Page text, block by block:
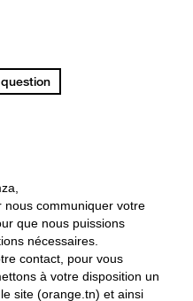
nous communiquer votre
que nous puissions
nécessaires.
contact, pour vous
à votre disposition un
site (orange.tn) et ainsi